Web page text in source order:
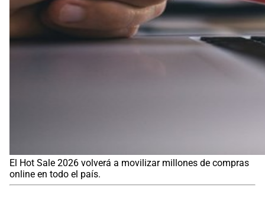
El Hot Sale 2026 volverá a movilizar millones de compras
online en todo el país.